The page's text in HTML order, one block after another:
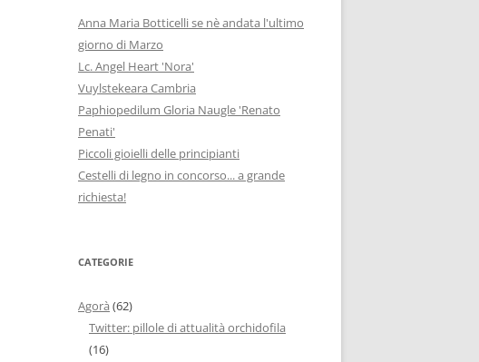
Anna Maria Botticelli se nè andata l'ultimo
giorno di Marzo
Lc. Angel Heart 'Nora'
Vuylstekeara Cambria
Paphiopedilum Gloria Naugle 'Renato
Penati'
Piccoli gioielli delle principianti
Cestelli di legno in concorso... a grande
richiesta!
CATEGORIE
Agorà (62)
Twitter: pillole di attualità orchidofila
(16)